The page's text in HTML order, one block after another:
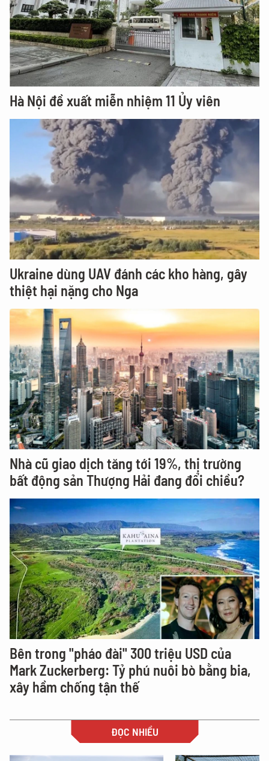
Hà Nội đề xuất miễn nhiệm 11 Ủy viên
Ukraine dùng UAV đánh các kho hàng, gây
thiệt hại nặng cho Nga
Nhà cũ giao dịch tăng tới 19%, thị trường
bất động sản Thượng Hải đang đổi chiều?
Bên trong "pháo đài" 300 triệu USD của
Mark Zuckerberg: Tỷ phú nuôi bò bằng bia,
xây hầm chống tận thế
ĐỌC NHIỀU